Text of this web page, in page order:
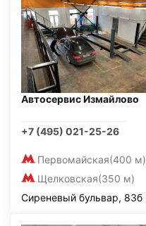
Автосервис Измайлово
+7 (495) 021-25-26
Первомайская(400 м)
Щелковская(350 м)
Сиреневый бульвар, 83б